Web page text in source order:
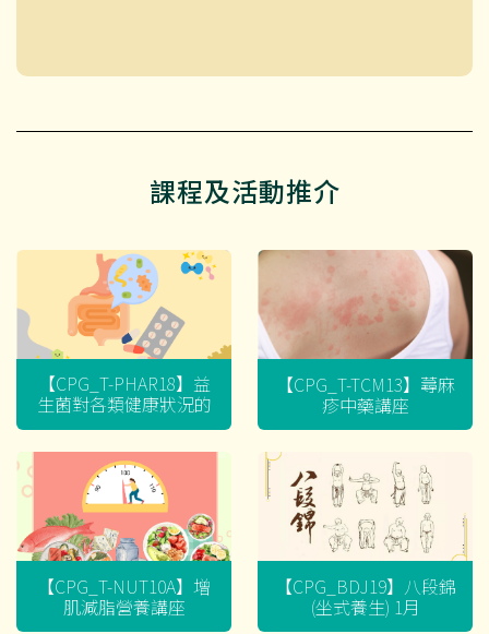
課程及活動推介
【CPG_T-PHAR18】益
生菌對各類健康狀況的
迷思
【CPG_T-TCM13】蕁麻
疹中藥講座
【CPG_T-NUT10A】增
肌減脂營養講座
【CPG_BDJ19】八段錦
(坐式養生) 1月